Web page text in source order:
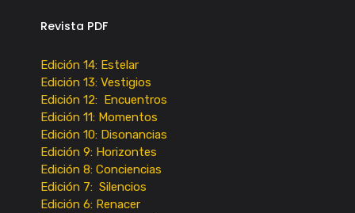
Revista PDF
Edición 14: Estelar
Edición 13: Vestigios
Edición 12: Encuentros
Edición 11: Momentos
Edición 10: Disonancias
Edición 9: Horizontes
Edición 8: Conciencias
Edición 7: Silencios
Edición 6: Renacer